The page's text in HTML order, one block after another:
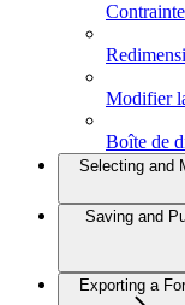
Modifier
Boîte de
Selecting and
Saving and
Exporting a